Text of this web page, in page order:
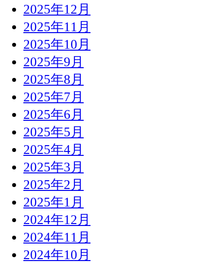
2025年12月
2025年11月
2025年10月
2025年9月
2025年8月
2025年7月
2025年6月
2025年5月
2025年4月
2025年3月
2025年2月
2025年1月
2024年12月
2024年11月
2024年10月